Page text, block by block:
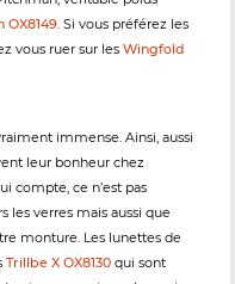
OX8149. Si vous préférez les
vous ruer sur les Wingfold
immense. Ainsi, aussi
leur bonheur chez
compte, ce n’est pas
les verres mais aussi que
monture. Les lunettes de
Trillbe X OX8130 qui sont